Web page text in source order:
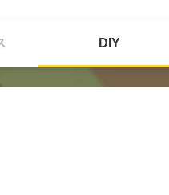
DIY